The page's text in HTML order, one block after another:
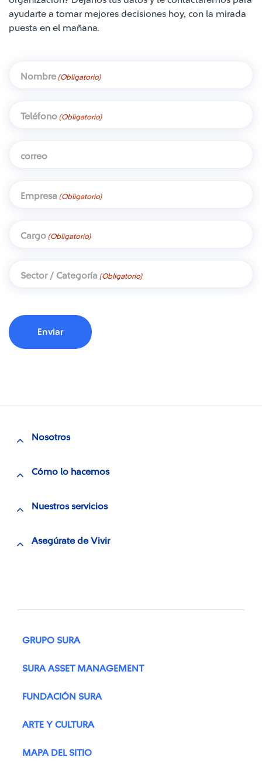
ayudarte a tomar mejores decisiones hoy, con la mirada
puesta en el mañana.
Nombre (Obligatorio)
Teléfono (Obligatorio)
correo
Empresa (Obligatorio)
Cargo (Obligatorio)
Sector / Categoría (Obligatorio)
Nosotros
Cómo lo hacemos
Nuestros servicios
Asegúrate de Vivir
GRUPO SURA
SURA ASSET MANAGEMENT
FUNDACIÓN SURA
ARTE Y CULTURA
MAPA DEL SITIO